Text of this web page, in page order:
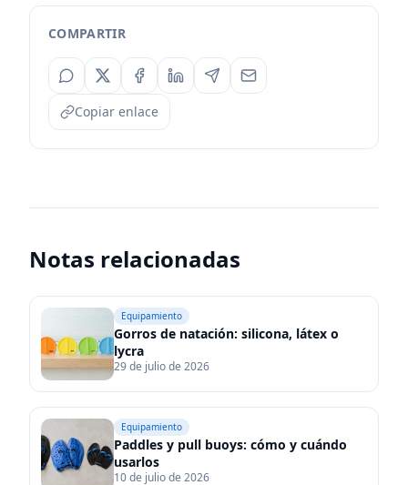
COMPARTIR
Copiar enlace
Notas relacionadas
Equipamiento
Gorros de natación: silicona, látex o
lycra
29 de julio de 2026
Gorros de natación: silicona, látex o lycra
Equipamiento
Paddles y pull buoys: cómo y cuándo
usarlos
10 de julio de 2026
Paddles y pull buoys: cómo y cuándo usarlos